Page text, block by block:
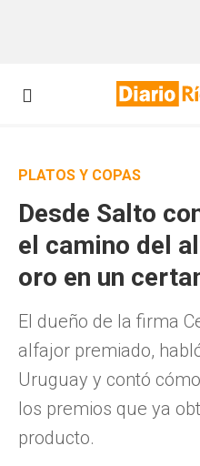
PLATOS Y COPAS
Desde Salto
el camino del
oro en un
El dueño de la firma
alfajor premiado,
Uruguay y contó
los premios que ya
producto.